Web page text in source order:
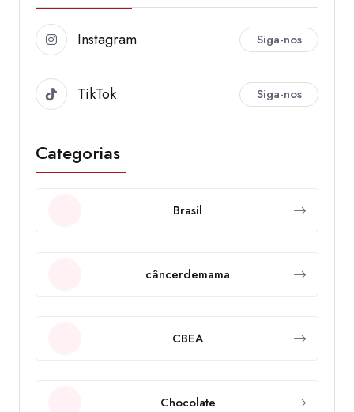
Instagram Siga-nos
TikTok Siga-nos
Categorias
Brasil
câncerdemama
CBEA
Chocolate